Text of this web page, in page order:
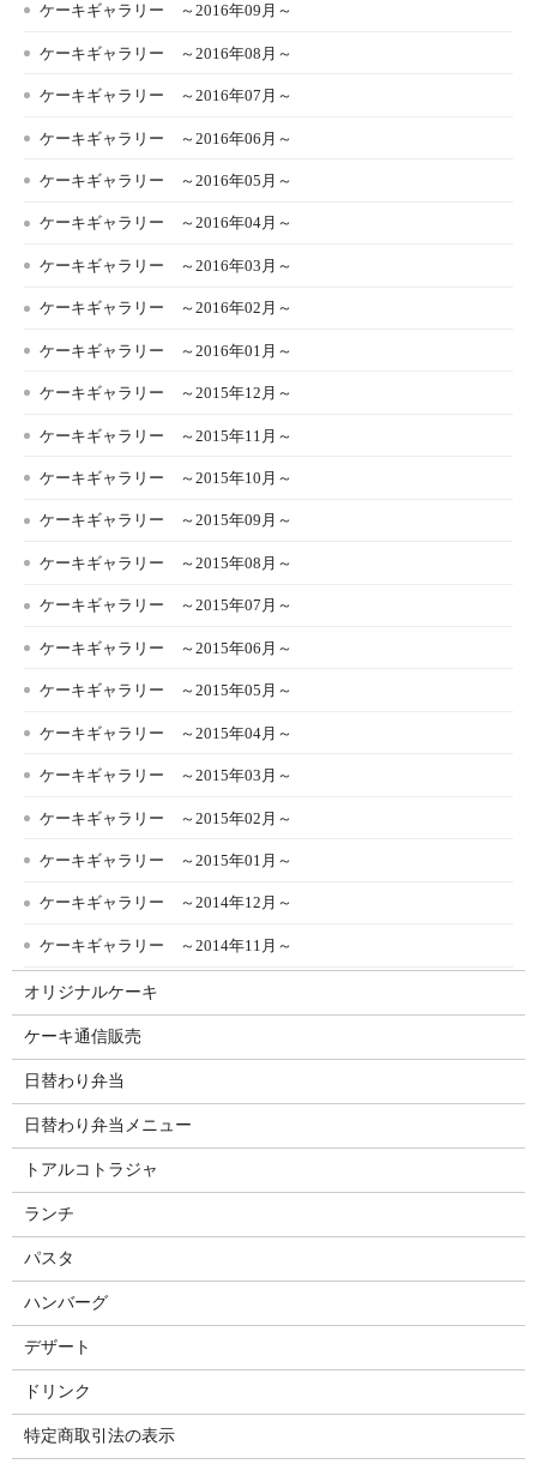
ケーキギャラリー ～2016年09月～
ケーキギャラリー ～2016年08月～
ケーキギャラリー ～2016年07月～
ケーキギャラリー ～2016年06月～
ケーキギャラリー ～2016年05月～
ケーキギャラリー ～2016年04月～
ケーキギャラリー ～2016年03月～
ケーキギャラリー ～2016年02月～
ケーキギャラリー ～2016年01月～
ケーキギャラリー ～2015年12月～
ケーキギャラリー ～2015年11月～
ケーキギャラリー ～2015年10月～
ケーキギャラリー ～2015年09月～
ケーキギャラリー ～2015年08月～
ケーキギャラリー ～2015年07月～
ケーキギャラリー ～2015年06月～
ケーキギャラリー ～2015年05月～
ケーキギャラリー ～2015年04月～
ケーキギャラリー ～2015年03月～
ケーキギャラリー ～2015年02月～
ケーキギャラリー ～2015年01月～
ケーキギャラリー ～2014年12月～
ケーキギャラリー ～2014年11月～
オリジナルケーキ
ケーキ通信販売
日替わり弁当
日替わり弁当メニュー
トアルコトラジャ
ランチ
パスタ
ハンバーグ
デザート
ドリンク
特定商取引法の表示